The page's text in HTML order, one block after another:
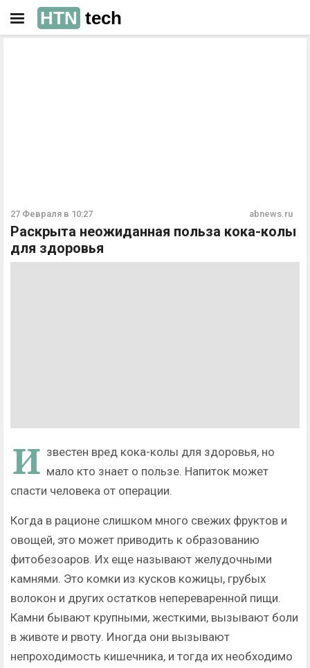
HTN tech
27 Февраля в 10:27 abnews.ru
Раскрыта неожиданная польза кока-колы
для здоровья
И звестен вред кока-колы для здоровья, но
мало кто знает о пользе. Напиток может
спасти человека от операции.
Когда в рационе слишком много свежих фруктов и
овощей, это может приводить к образованию
фитобезоаров. Их еще называют желудочными
камнями. Это комки из кусков кожицы, грубых
волокон и других остатков непереваренной пищи.
Камни бывают крупными, жесткими, вызывают боли
в животе и рвоту. Иногда они вызывают
непроходимость кишечника, и тогда их необходимо